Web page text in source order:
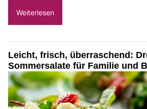
Weiterlesen
Leicht, frisch, überraschend:
Sommersalate für Familie und